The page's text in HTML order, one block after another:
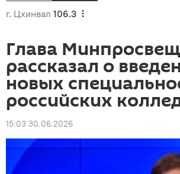
г. Цхинвал 106.3
Глава
рассказал о
новых
российских
15:03 30.06.2026